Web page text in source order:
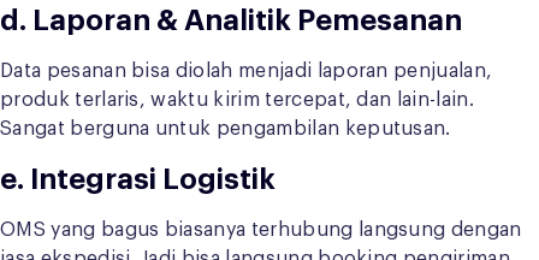
d. Laporan & Analitik Pemesanan
Data pesanan bisa diolah menjadi laporan penjualan,
produk terlaris, waktu kirim tercepat, dan lain-lain.
Sangat berguna untuk pengambilan keputusan.
e. Integrasi Logistik
OMS yang bagus biasanya terhubung langsung dengan